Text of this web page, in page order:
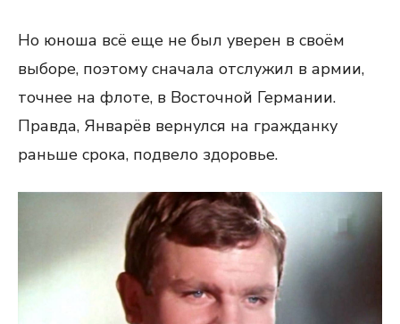
Но юноша всё еще не был уверен в своём
выборе, поэтому сначала отслужил в армии,
точнее на флоте, в Восточной Германии.
Правда, Январёв вернулся на гражданку
раньше срока, подвело здоровье.